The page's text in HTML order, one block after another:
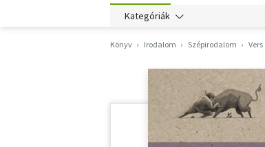
Kategóriák
Könyv Irodalom Szépirodalom Vers